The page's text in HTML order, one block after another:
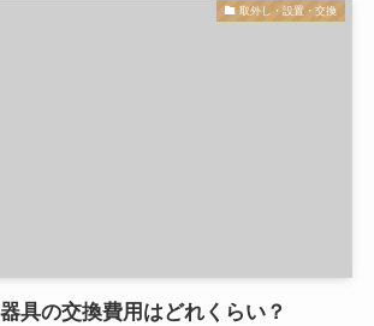
取外し・設置・交換
具の交換費用はどれくらい？